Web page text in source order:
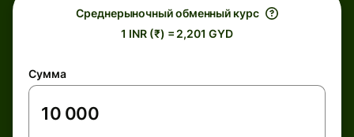
Среднерыночный обменный курс
1 INR (₹) = 2,201 GYD
Сумма